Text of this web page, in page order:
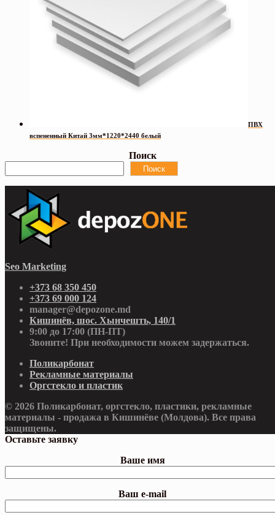
ПВХ
вспененный Китай 3мм*1220*2440 белый
Поиск
Поиск
Seo Marketing
+373 68 350 450
+373 69 000 124
manager@depozone.md
Кишинёв, шос. Хынчешть, 140/1
9:00 до 17:00 (ПН-ПТ)
Звоните! При необходимости можем задержаться.
Поликарбонат
Рекламные материалы
Оргстекло и пластик
© 2026 Поликарбонат, оргстекло, пластики, рекламные
материалы - продажа в Кишинёве (Молдова). Все права
защищены.
Оставьте заявку
Ваше имя
Ваш e-mail